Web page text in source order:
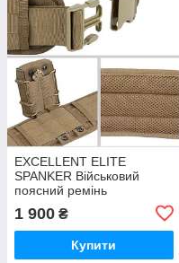
EXCELLENT ELITE
SPANKER Військовий
поясний ремінь
патрульний ремінь з
м’якою підкладкою Molle
1 900 ₴
Купити